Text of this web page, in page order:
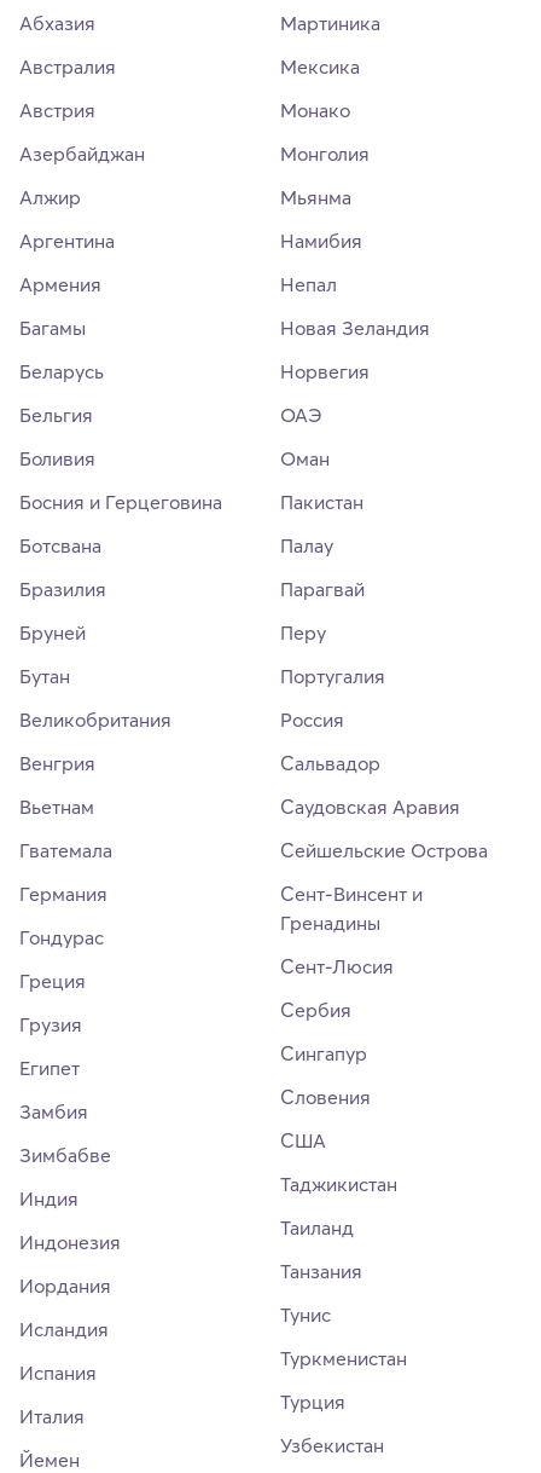
Абхазия
Австралия
Австрия
Азербайджан
Алжир
Аргентина
Армения
Багамы
Беларусь
Бельгия
Боливия
Босния и Герцеговина
Ботсвана
Бразилия
Бруней
Бутан
Великобритания
Венгрия
Вьетнам
Гватемала
Германия
Гондурас
Греция
Грузия
Египет
Замбия
Зимбабве
Индия
Индонезия
Иордания
Исландия
Испания
Италия
Йемен
Мартиника
Мексика
Монако
Монголия
Мьянма
Намибия
Непал
Новая Зеландия
Норвегия
ОАЭ
Оман
Пакистан
Палау
Парагвай
Перу
Португалия
Россия
Сальвадор
Саудовская Аравия
Сейшельские Острова
Сент-Винсент и
Гренадины
Сент-Люсия
Сербия
Сингапур
Словения
США
Таджикистан
Таиланд
Танзания
Тунис
Туркменистан
Турция
Узбекистан